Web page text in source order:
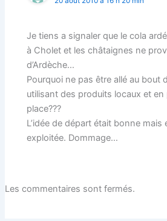
Je tiens a signaler que le cola
à Cholet et les châtaignes ne
d’Ardèche…
Pourquoi ne pas être allé au bout
utilisant des produits locaux et
place???
L’idée de départ était bonne mais
exploitée. Dommage…
Les commentaires sont fermés.